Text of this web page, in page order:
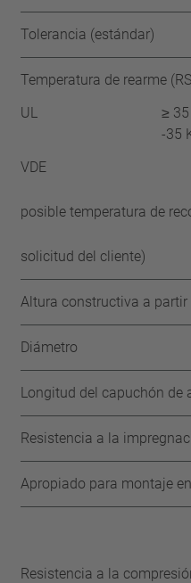
Tolerancia (estándar)
Temperatura de rearme
UL
≥ 35
-35
VDE
posible temperatura de
solicitud del cliente)
Altura constructiva a partir
Diámetro
Longitud del capuchón de
Resistencia a la
Apropiado para montaje
Resistencia a la